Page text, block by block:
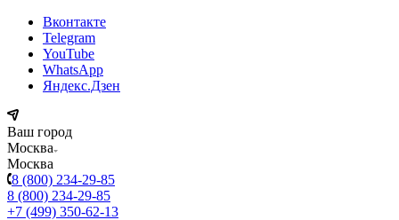
Вконтакте
Telegram
YouTube
WhatsApp
Яндекс.Дзен
Ваш город
Москва
Москва
8 (800) 234-29-85
8 (800) 234-29-85
+7 (499) 350-62-13